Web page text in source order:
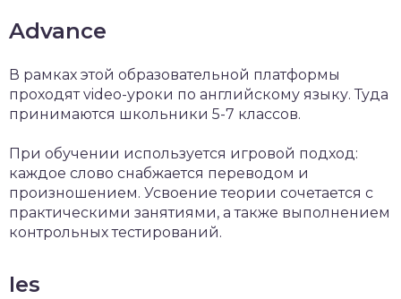
Advance
В рамках этой образовательной платформы
проходят video-уроки по английскому языку. Туда
принимаются школьники 5-7 классов.
При обучении используется игровой подход:
каждое слово снабжается переводом и
произношением. Усвоение теории сочетается с
практическими занятиями, а также выполнением
контрольных тестирований.
Ies